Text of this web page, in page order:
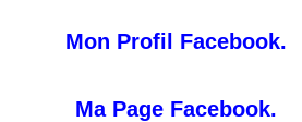
Mon Profil Facebook.
Ma Page Facebook.